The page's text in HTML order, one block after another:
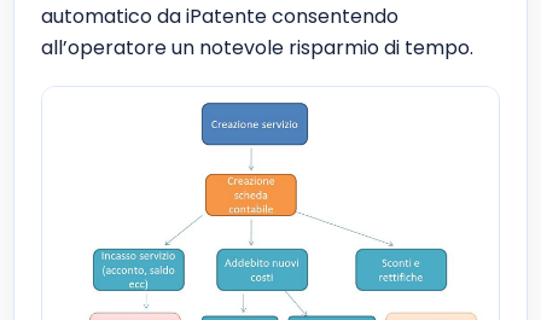
automatico da iPatente consentendo
all’operatore un notevole risparmio di tempo.